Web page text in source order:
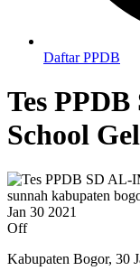
Daftar PPDB
Tes
School
Jan 30 2021
Off
Kabupaten Bogor, 30